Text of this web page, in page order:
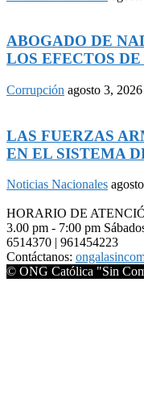
ABOGADO DE
LOS EFECTOS
Corrupción agosto 3, 2026
LAS FUERZAS
EN EL SISTEMA
Noticias Nacionales
HORARIO DE
3.00 pm - 7:00 pm
6514370 | 961454223
Contáctanos:
© ONG Católica "Sin